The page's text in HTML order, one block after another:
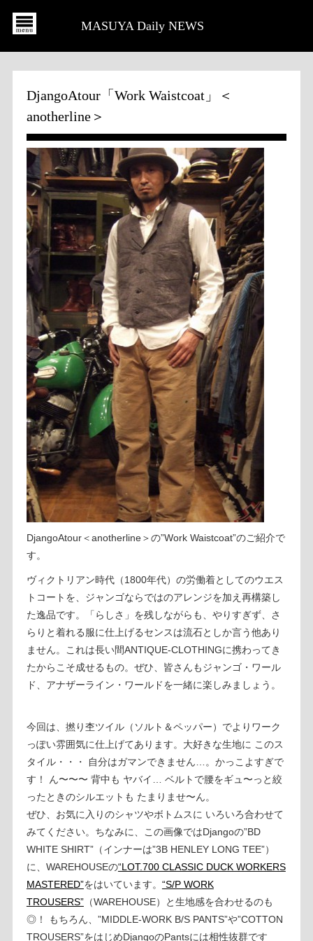
MASUYA Daily NEWS
DjangoAtour「Work Waistcoat」＜
anotherline＞
DjangoAtour＜anotherline＞の”Work Waistcoat”のご紹介で
す。
ヴィクトリアン時代（1800年代）の労働着としてのウエス
トコートを、ジャンゴならではのアレンジを加え再構築し
た逸品です。「らしさ」を残しながらも、やりすぎず、さ
らりと着れる服に仕上げるセンスは流石としか言う他あり
ません。これは長い間ANTIQUE-CLOTHINGに携わってき
たからこそ成せるもの。ぜひ、皆さんもジャンゴ・ワール
ド、アナザーライン・ワールドを一緒に楽しみましょう。
今回は、撚り杢ツイル（ソルト＆ペッパー）でよりワーク
っぽい雰囲気に仕上げてあります。大好きな生地に このス
タイル・・・ 自分はガマンできません…。かっこよすぎで
す！ ん〜〜〜 背中も ヤバイ… ベルトで腰をギュ〜っと絞
ったときのシルエットも たまりませ〜ん。
ぜひ、お気に入りのシャツやボトムスに いろいろ合わせて
みてください。ちなみに、この画像ではDjangoの”BD
WHITE SHIRT”（インナーは”3B HENLEY LONG TEE”）
に、WAREHOUSEの“LOT.700 CLASSIC DUCK WORKERS
MASTERED”をはいています。 “S/P WORK
TROUSERS”（WAREHOUSE）と生地感を合わせるのも
◎！ もちろん、”MIDDLE-WORK B/S PANTS”や”COTTON
TROUSERS”をはじめDjangoのPantsには相性抜群です